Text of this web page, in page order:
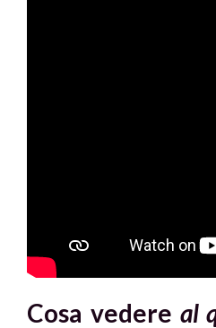
Cosa vedere al